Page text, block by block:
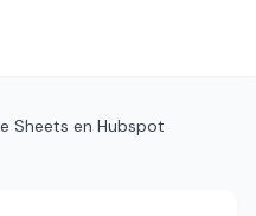
Sheets en Hubspot